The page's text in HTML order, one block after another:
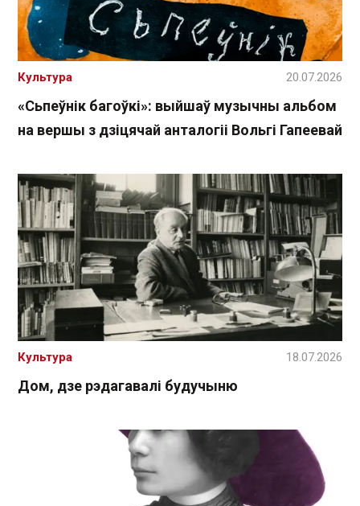
«Сьпеўнік багоўкі»: выйшаў музычны альбом
на вершы з дзіцячай анталогіі Вольгі Гапеевай
Культура 20.07.2026
Дом, дзе рэдагавалі будучыню
Культура 18.07.2026